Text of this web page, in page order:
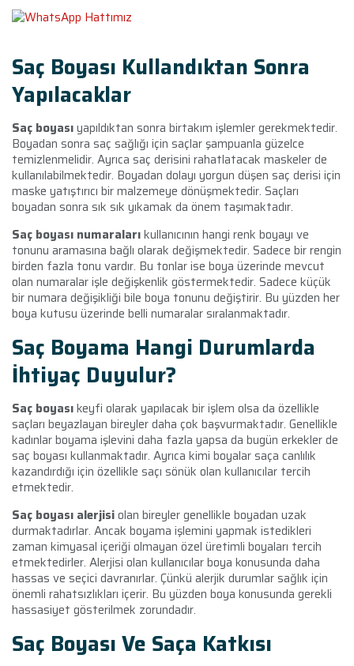
Saç Boyası Kullandıktan Sonra
Yapılacaklar
Saç boyasıyapıldıktan sonra birtakım işlemler gerekmektedir.
Boyadan sonra saç sağlığı için saçlar şampuanla güzelce
temizlenmelidir. Ayrıca saç derisini rahatlatacak maskeler de
kullanılabilmektedir. Boyadan dolayı yorgun düşen saç derisi için
maske yatıştırıcı bir malzemeye dönüşmektedir. Saçları
boyadan sonra sık sık yıkamak da önem taşımaktadır.
Saç boyası numaralarıkullanıcının hangi renk boyayı ve
tonunu aramasına bağlı olarak değişmektedir. Sadece bir rengin
birden fazla tonu vardır. Bu tonlar ise boya üzerinde mevcut
olan numaralar işle değişkenlik göstermektedir. Sadece küçük
bir numara değişikliği bile boya tonunu değiştirir. Bu yüzden her
boya kutusu üzerinde belli numaralar sıralanmaktadır.
Saç Boyama Hangi Durumlarda
İhtiyaç Duyulur?
Saç boyasıkeyfi olarak yapılacak bir işlem olsa da özellikle
saçları beyazlayan bireyler daha çok başvurmaktadır. Genellikle
kadınlar boyama işlevini daha fazla yapsa da bugün erkekler de
saç boyası kullanmaktadır. Ayrıca kimi boyalar saça canlılık
kazandırdığı için özellikle saçı sönük olan kullanıcılar tercih
etmektedir.
Saç boyası alerjisiolan bireyler genellikle boyadan uzak
durmaktadırlar. Ancak boyama işlemini yapmak istedikleri
zaman kimyasal içeriği olmayan özel üretimli boyaları tercih
etmektedirler. Alerjisi olan kullanıcılar boya konusunda daha
hassas ve seçici davranırlar. Çünkü alerjik durumlar sağlık için
önemli rahatsızlıkları içerir. Bu yüzden boya konusunda gerekli
hassasiyet gösterilmek zorundadır.
Saç Boyası Ve Saça Katkısı